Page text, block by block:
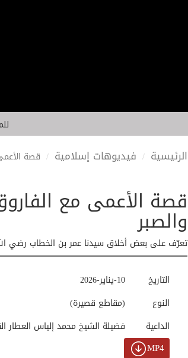
الرئيسية فيديوهات إسلامية قصة
قصة الأعمى مع
والصبر
تعرّف على بعض أخلاق سيدنا عمر بن الخطاب رضي
10-يناير-2026
التاريخ
(مقاطع قصيرة)
النوع
فضيلة الشيخ محمد إلياس العطار
الداعية
MP4